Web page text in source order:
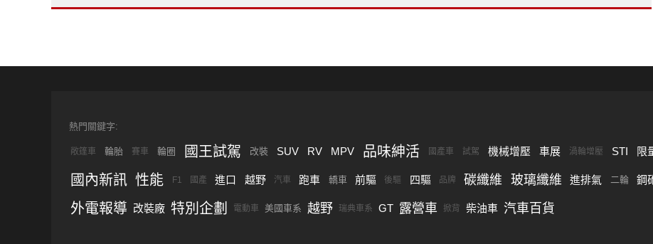
熱門關鍵字:
敞篷車 輪胎 賽車 輪圈 國王試駕 改裝 SUV RV MPV 品味紳活 國產車 試駕 機械增壓 車展 渦輪增壓 STI 限
國內新訊 性能 F1 國產 進口 越野 汽車 跑車 轎車 前驅 後驅 四驅 品牌 碳纖維 玻璃纖維 進排氣 二輪 鋼
外電報導 改裝廠 特別企劃 電動車 美國車系 越野 瑞典車系 GT 露營車 掀背 柴油車 汽車百貨